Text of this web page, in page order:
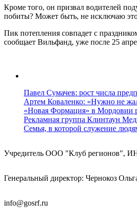
Кроме того, он призвал водителей
побиты? Может быть, не исключаю
Пик потепления совпадет с
сообщает Вильфанд, уже после 25
Павел Сумачев: рост числа
Артем Коваленко: «Нужно не
«Новая Формация» в Мордовии
Рекламная группа Клинтаун
Семья, в которой служение
Учредитель ООО "Клуб регионов",
Генеральный директор: Чернокоз
info@gosrf.ru